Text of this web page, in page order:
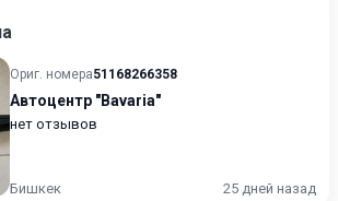
Ориг. номера51168266358
Автоцентр "Bavaria"
нет отзывов
Бишкек 25 дней назад